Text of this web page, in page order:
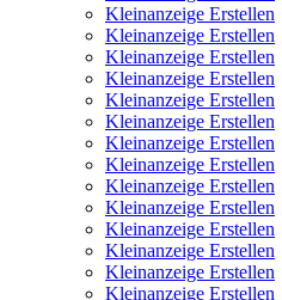
Kleinanzeige Erstellen
Kleinanzeige Erstellen
Kleinanzeige Erstellen
Kleinanzeige Erstellen
Kleinanzeige Erstellen
Kleinanzeige Erstellen
Kleinanzeige Erstellen
Kleinanzeige Erstellen
Kleinanzeige Erstellen
Kleinanzeige Erstellen
Kleinanzeige Erstellen
Kleinanzeige Erstellen
Kleinanzeige Erstellen
Kleinanzeige Erstellen